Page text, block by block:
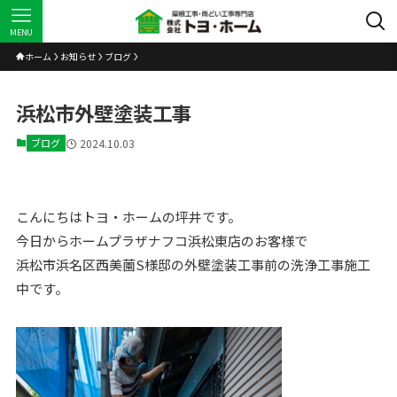
MENU
ホーム お知らせ ブログ
浜松市外壁塗装工事
ブログ 2024.10.03
こんにちはトヨ・ホームの坪井です。
今日からホームプラザナフコ浜松東店のお客様で
浜松市浜名区西美薗S様邸の外壁塗装工事前の洗浄工事施工
中です。